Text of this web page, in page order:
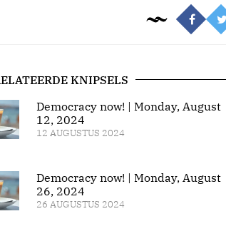
KNIPSELS
Democracy now! | Monday, August
12, 2024
12 AUGUSTUS 2024
Democracy now! | Monday, August
26, 2024
26 AUGUSTUS 2024